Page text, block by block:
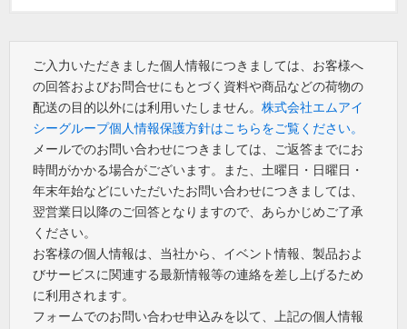
ご入力いただきました個人情報につきましては、お客様へ
の回答およびお問合せにもとづく資料や商品などの荷物の
配送の目的以外には利用いたしません。 株式会社エムアイ
シーグループ個人情報保護方針はこちらをご覧ください。
メールでのお問い合わせにつきましては、ご返答までにお
時間がかかる場合がございます。また、土曜日・日曜日・
年末年始などにいただいたお問い合わせにつきましては、
翌営業日以降のご回答となりますので、あらかじめご了承
ください。
お客様の個人情報は、当社から、イベント情報、製品およ
びサービスに関連する最新情報等の連絡を差し上げるため
に利用されます。
フォームでのお問い合わせ申込みを以て、上記の個人情報